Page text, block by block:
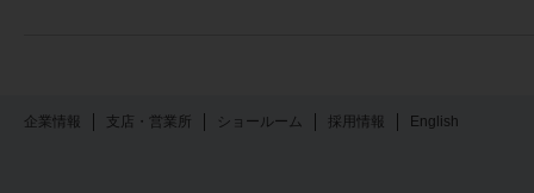
企業情報 支店・営業所 ショールーム 採用情報 English